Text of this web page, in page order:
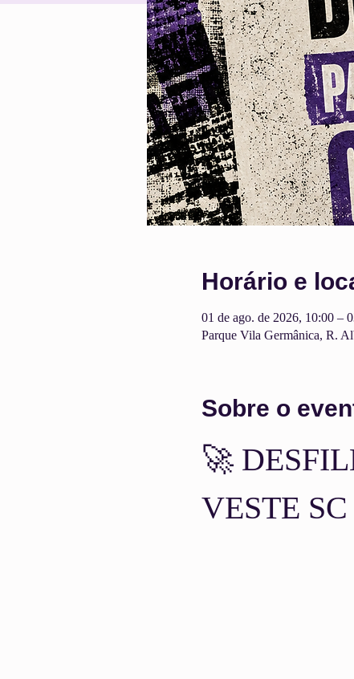
Horário e
01 de ago. de 2026, 10:00 –
Parque Vila Germânica, R.
Sobre o
🚀
VESTE